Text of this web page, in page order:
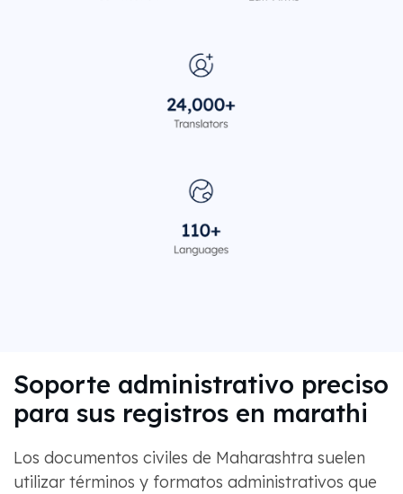
Soporte administrativo preciso
para sus registros en marathi
Los documentos civiles de Maharashtra suelen
utilizar términos y formatos administrativos que